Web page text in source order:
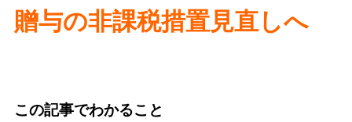
贈与の非課税措置見直しへ
この記事でわかること